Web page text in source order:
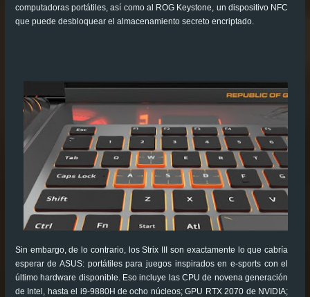
computadoras portátiles, así como al ROG Keystone, un dispositivo NFC
que puede desbloquear el almacenamiento secreto encriptado.
Sin embargo, de lo contrario, los Strix III son exactamente lo que cabría
esperar de ASUS: portátiles para juegos inspirados en e-sports con el
último hardware disponible. Eso incluye las CPU de novena generación
de Intel, hasta el i9-9880H de ocho núcleos; GPU RTX 2070 de NVIDIA;